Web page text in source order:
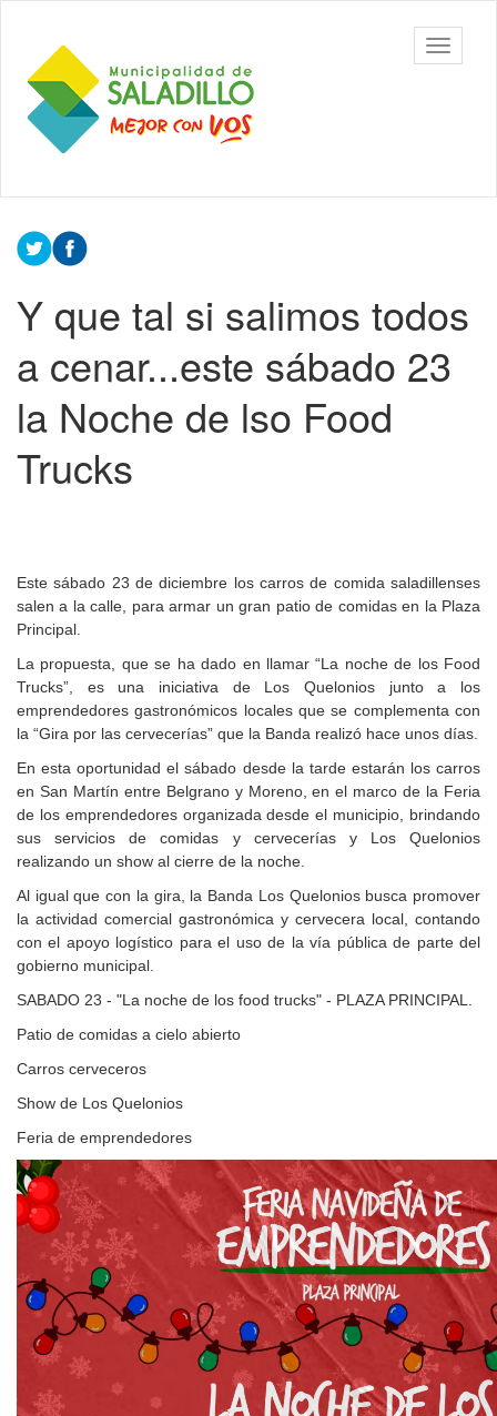
contenido
principal
Municipalidad
de Saladillo
barra
Contenido
principal
Y que tal si salimos todos
a cenar...este sábado 23
la Noche de lso Food
Trucks
Este sábado 23 de diciembre los carros de comida saladillenses
salen a la calle, para armar un gran patio de comidas en la Plaza
Principal.
La propuesta, que se ha dado en llamar “La noche de los Food
Trucks”, es una iniciativa de Los Quelonios junto a los
emprendedores gastronómicos locales que se complementa con
la “Gira por las cervecerías” que la Banda realizó hace unos días.
En esta oportunidad el sábado desde la tarde estarán los carros
en San Martín entre Belgrano y Moreno, en el marco de la Feria
de los emprendedores organizada desde el municipio, brindando
sus servicios de comidas y cervecerías y Los Quelonios
realizando un show al cierre de la noche.
Al igual que con la gira, la Banda Los Quelonios busca promover
la actividad comercial gastronómica y cervecera local, contando
con el apoyo logístico para el uso de la vía pública de parte del
gobierno municipal.
SABADO 23 - "La noche de los food trucks" - PLAZA PRINCIPAL.
Patio de comidas a cielo abierto
Carros cerveceros
Show de Los Quelonios
Feria de emprendedores